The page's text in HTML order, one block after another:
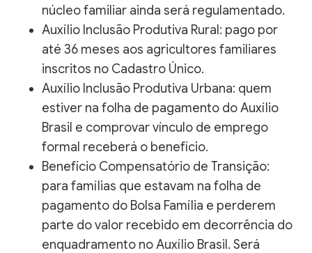
núcleo familiar ainda será regulamentado.
Auxílio Inclusão Produtiva Rural: pago por
até 36 meses aos agricultores familiares
inscritos no Cadastro Único.
Auxílio Inclusão Produtiva Urbana: quem
estiver na folha de pagamento do Auxílio
Brasil e comprovar vínculo de emprego
formal receberá o benefício.
Benefício Compensatório de Transição:
para famílias que estavam na folha de
pagamento do Bolsa Família e perderem
parte do valor recebido em decorrência do
enquadramento no Auxílio Brasil. Será